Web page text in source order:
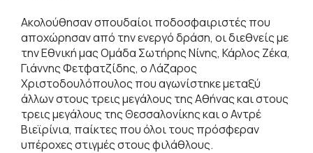
Ακολούθησαν σπουδαίοι ποδοσφαιριστές που
αποχώρησαν από την ενεργό δράση, οι διεθνείς με
την Εθνική μας Ομάδα Σωτήρης Νίνης, Κάρλος Ζέκα,
Γιάννης Φετφατζίδης, ο Λάζαρος
Χριστοδουλόπουλος που αγωνίστηκε μεταξύ
άλλων στους τρεις μεγάλους της Αθήνας και στους
τρεις μεγάλους της Θεσσαλονίκης και ο Αντρέ
Βιεϊρίνια, παίκτες που όλοι τους πρόσφεραν
υπέροχες στιγμές στους φιλάθλους.